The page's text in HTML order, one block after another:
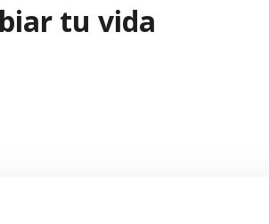
tu vida